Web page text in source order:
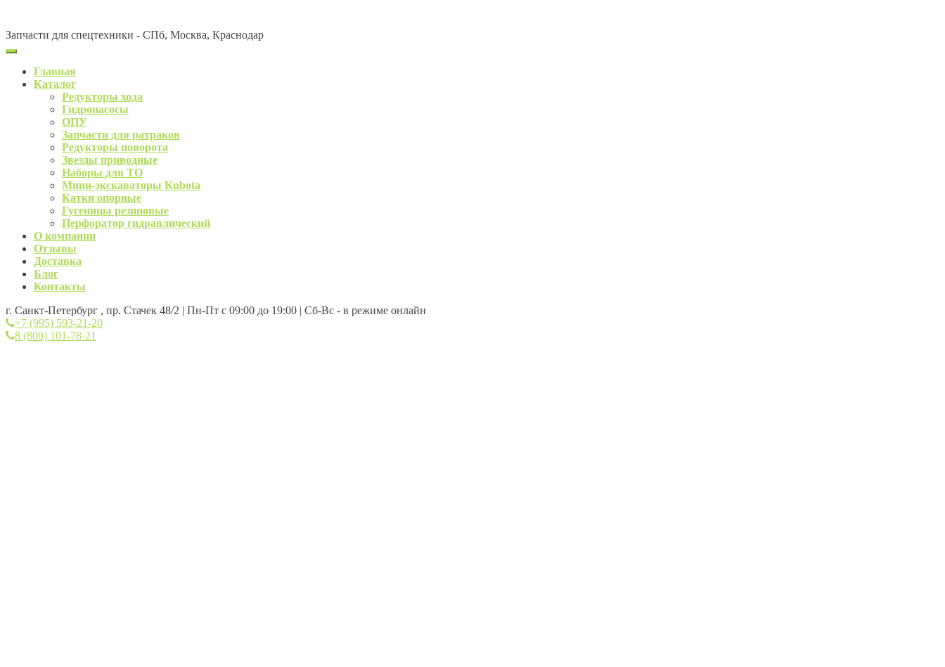
Запчасти для спецтехники - СПб, Москва, Краснодар
Главная
Каталог
Редукторы хода
Гидронасосы
ОПУ
Запчасти для ратраков
Редукторы поворота
Звезды приводные
Наборы для ТО
Мини-экскаваторы Kubota
Катки опорные
Гусеницы резиновые
Перфоратор гидравлический
О компании
Отзывы
Доставка
Блог
Контакты
г. Санкт-Петербург , пр. Стачек 48/2 | Пн-Пт с 09:00 до 19:00 | Сб-Вс - в режиме онлайн
+7 (995) 593-21-20
8 (800) 101-78-21